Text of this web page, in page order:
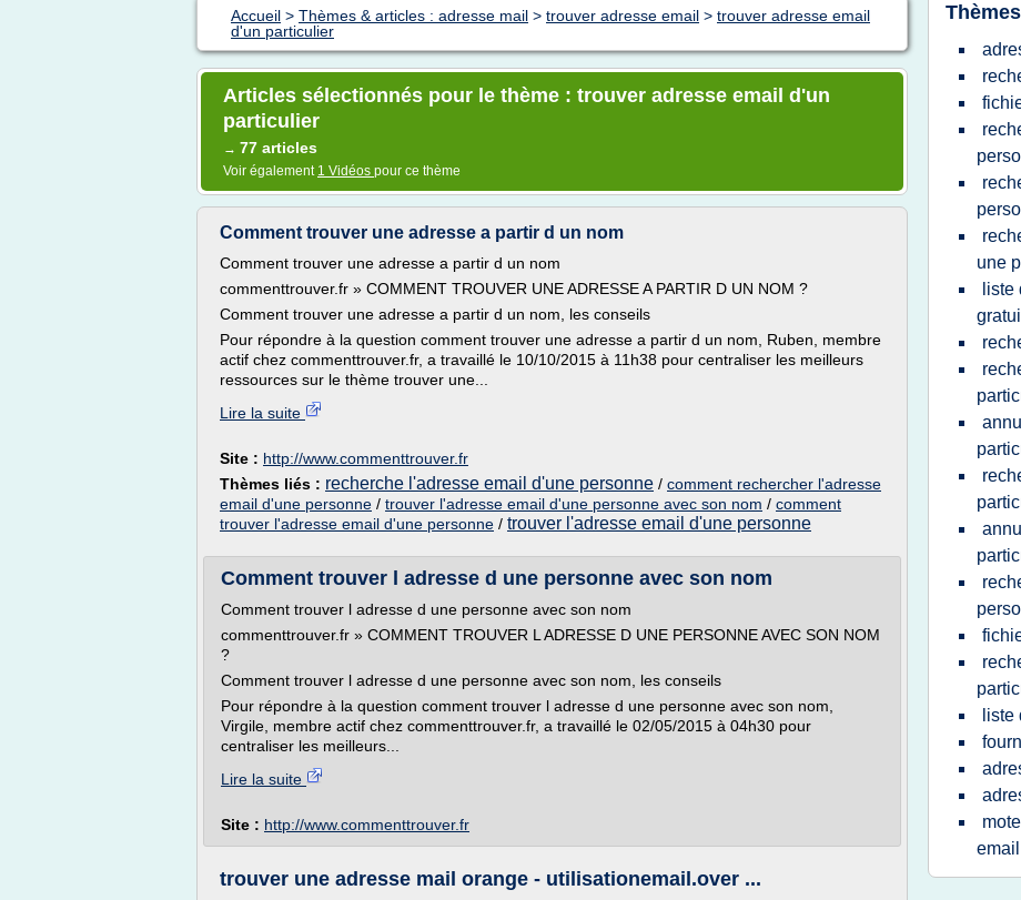
Accueil > Thèmes & articles : adresse mail > trouver adresse email > trouver adresse email
d'un particulier
Articles sélectionnés pour le thème : trouver adresse email d'un
particulier
→ 77 articles
Voir également 1 Vidéos pour ce thème
Comment trouver une adresse a partir d un nom
Comment trouver une adresse a partir d un nom
commenttrouver.fr » COMMENT TROUVER UNE ADRESSE A PARTIR D UN NOM ?
Comment trouver une adresse a partir d un nom, les conseils
Pour répondre à la question comment trouver une adresse a partir d un nom, Ruben, membre
actif chez commenttrouver.fr, a travaillé le 10/10/2015 à 11h38 pour centraliser les meilleurs
ressources sur le thème trouver une...
Lire la suite
Site : http://www.commenttrouver.fr
Thèmes liés : recherche l'adresse email d'une personne / comment rechercher l'adresse
email d'une personne / trouver l'adresse email d'une personne avec son nom / comment
trouver l'adresse email d'une personne / trouver l'adresse email d'une personne
Comment trouver l adresse d une personne avec son nom
Comment trouver l adresse d une personne avec son nom
commenttrouver.fr » COMMENT TROUVER L ADRESSE D UNE PERSONNE AVEC SON NOM
?
Comment trouver l adresse d une personne avec son nom, les conseils
Pour répondre à la question comment trouver l adresse d une personne avec son nom,
Virgile, membre actif chez commenttrouver.fr, a travaillé le 02/05/2015 à 04h30 pour
centraliser les meilleurs...
Lire la suite
Site : http://www.commenttrouver.fr
trouver une adresse mail orange - utilisationemail.over ...
une
liste
email